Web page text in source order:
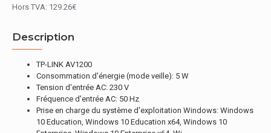
Hors TVA: 129.26€
Description
TP-LINK AV1200
Consommation d'énergie (mode veille): 5 W
Tension d'entrée AC: 230 V
Fréquence d'entrée AC: 50 Hz
Prise en charge du système d'exploitation Windows: Windows
10 Education, Windows 10 Education x64, Windows 10